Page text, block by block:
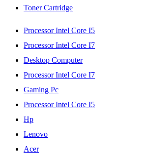
Toner Cartridge
Processor Intel Core I5
Processor Intel Core I7
Desktop Computer
Processor Intel Core I7
Gaming Pc
Processor Intel Core I5
Hp
Lenovo
Acer